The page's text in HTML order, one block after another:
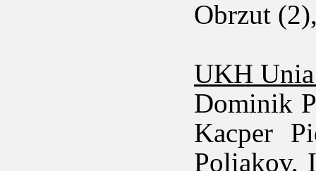
Obrzut
UKH
Dominik
Kacper
Poliakov,